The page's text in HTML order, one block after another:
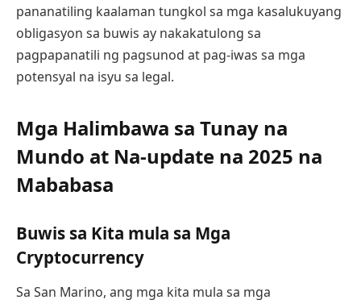
pananatiling kaalaman tungkol sa mga kasalukuyang
obligasyon sa buwis ay nakakatulong sa
pagpapanatili ng pagsunod at pag-iwas sa mga
potensyal na isyu sa legal.
Mga Halimbawa sa Tunay na
Mundo at Na-update na 2025 na
Mababasa
Buwis sa Kita mula sa Mga
Cryptocurrency
Sa San Marino, ang mga kita mula sa mga